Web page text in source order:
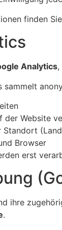
finden
Analytics,
sammelt
der Website
Standort
Browser
erst
ihre
.